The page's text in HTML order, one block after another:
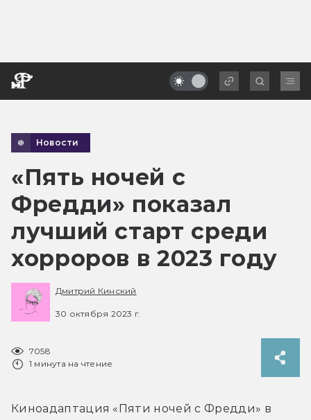
Новости
«Пять ночей с
Фредди» показал
лучший старт среди
хорроров в 2023 году
Дмитрий Кинский
30 октября 2023 г.
7058
1 минута на чтение
Киноадаптация «Пяти ночей с Фредди» в